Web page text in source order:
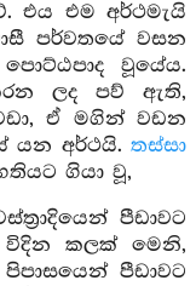
එය එම අර්ථමැයි
පර්වතයේ වසන
වූයේය.
ලද පව් ඇති,
ඒ මගින් වඩන
යන අර්ථයි. තස්සා
ගියා වූ,
පීඩාවට
කලක් මෙනි,
පීඩාවට